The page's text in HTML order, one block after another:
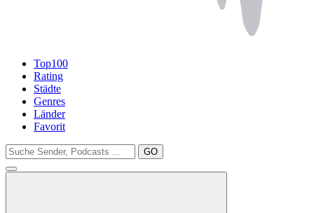
Top100
Rating
Städte
Genres
Länder
Favorit
GO